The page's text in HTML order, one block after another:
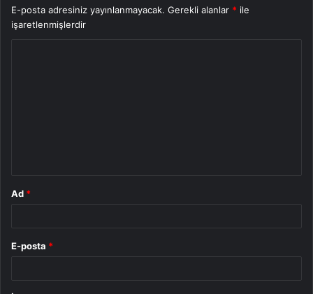
E-posta adresiniz yayınlanmayacak. Gerekli alanlar * ile
işaretlenmişlerdir
Ad *
E-posta *